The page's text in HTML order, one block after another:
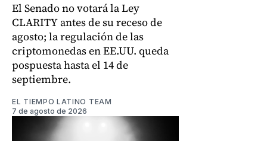
El Senado no votará la Ley
CLARITY antes de su receso de
agosto; la regulación de las
criptomonedas en EE.UU. queda
pospuesta hasta el 14 de
septiembre.
EL TIEMPO LATINO TEAM
7 de agosto de 2026